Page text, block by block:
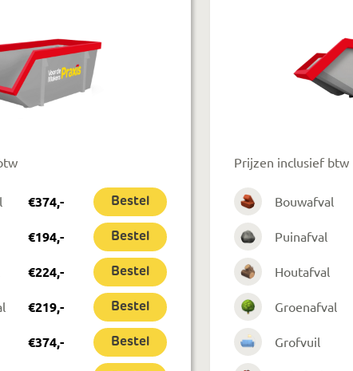
€374,- Bestel
€194,- Bestel
€224,- Bestel
€219,- Bestel
€374,- Bestel
Prijzen inclusief btw
Bouwafval
Puinafval
Houtafval
Groenafval
Grofvuil